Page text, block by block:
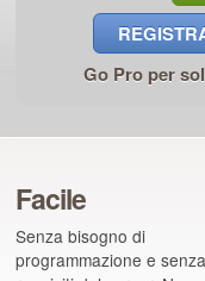
Go Pro per
Facile
Senza bisogno di
programmazione e